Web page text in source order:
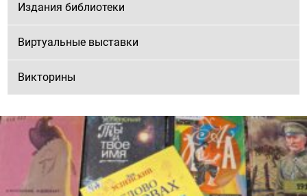
Издания библиотеки
Виртуальные выставки
Викторины